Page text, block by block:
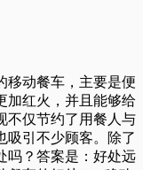
移动餐车，主要是便
加红火，并且能够给
不仅节约了用餐人与
吸引不少顾客。除了
吗？答案是：好处远